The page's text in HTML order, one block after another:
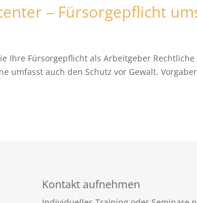
– Fürsorgepflicht
Ihre Fürsorgepflicht als Arbeitgeber
umfasst auch den Schutz vor Gewalt.
Kontakt aufnehmen